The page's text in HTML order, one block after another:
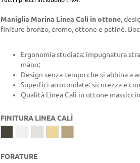
Maniglia Marina Linea Calì in ottone,
finiture bronzo, cromo, ottone e patiné.
Ergonomia studiata: impugnatura
mano;
Design senza tempo che si abbina a
Superfici arrotondate: sicurezza e
Qualità Linea Calì in ottone
FINITURA LINEA CALÌ
FORATURE